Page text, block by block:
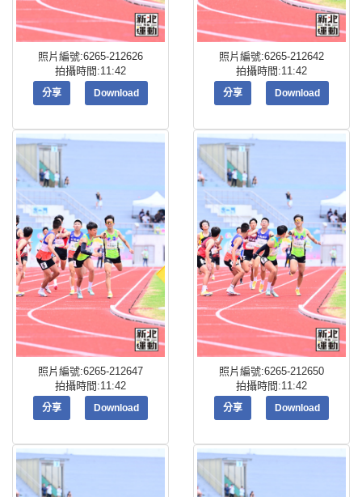
照片編號:6265-212626
拍攝時間:11:42
分享 Download
照片編號:6265-212642
拍攝時間:11:42
分享 Download
照片編號:6265-212647
拍攝時間:11:42
分享 Download
照片編號:6265-212650
拍攝時間:11:42
分享 Download